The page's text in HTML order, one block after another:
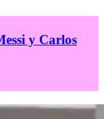
y Carlos